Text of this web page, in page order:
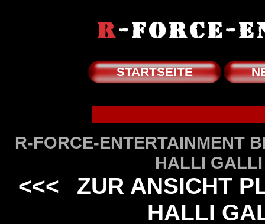
STARTSEITE
R-FORCE-ENTERTAINMENT
HALLI
<<<
ZUR ANSICHT
HALLI